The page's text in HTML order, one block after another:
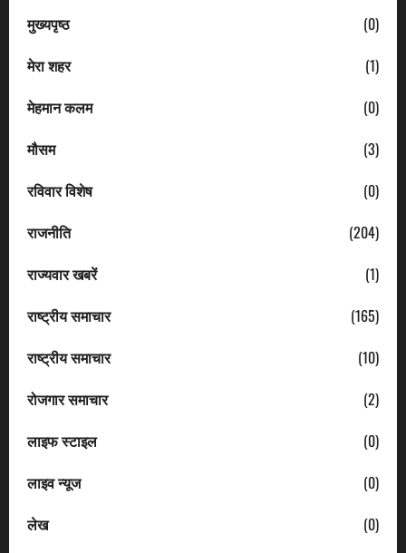
मुख्यपृष्ठ
(0)
मेरा शहर
(1)
मेहमान कलम
(0)
मौसम
(3)
रविवार विशेष
(0)
राजनीति
(204)
राज्यवार खबरें
(1)
राष्ट्रीय समाचार
(165)
राष्ट्रीय समाचार
(10)
रोजगार समाचार
(2)
लाइफ स्टाइल
(0)
लाइव न्यूज
(0)
लेख
(0)